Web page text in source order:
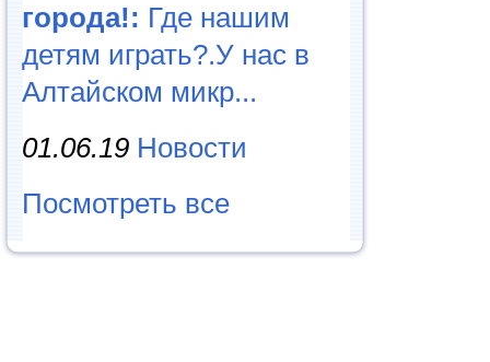
города!: Где нашим
детям играть?.У нас в
Алтайском микр...
01.06.19 Новости
Посмотреть все